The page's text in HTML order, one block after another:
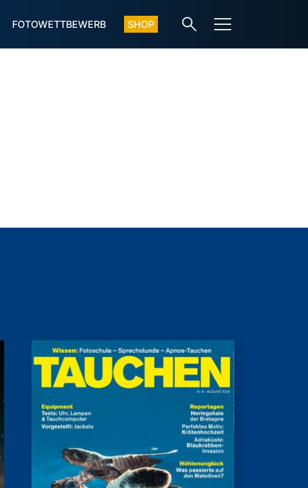
FOTOWETTBEWERB SHOP